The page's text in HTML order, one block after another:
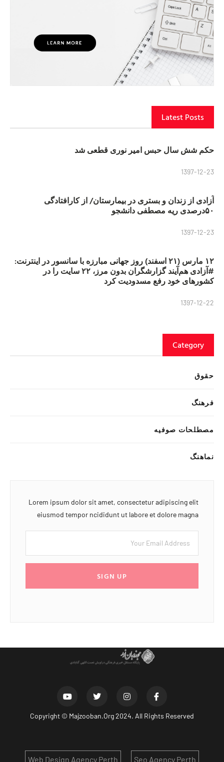
Latest Posts
حکم شش سال حبس امیر نوری قطعی شد
1397-12-23
آزادی از زندان و بستری در بیمارستان/ از کارافتادگی
۵۰درصدی ریه مصطفی دانشجو
1397-12-23
۱۲ مارس (۲۱ اسفند) روز جهانی مبارزه با سانسور در اینترنت:
#آزادی هم‌آیند گزارشگران‌ بدون مرز، ۲۲ سایت را در
کشورهای خود رفع مسدودیت کرد
1397-12-22
Category
حقوق
فرهنگ
مصطلحات صوفیه
نماهنگ
Lorem ipsum dolor sit amet, consectetur adipiscing elit
eiusmod tempor ncididunt ut labore et dolore magna
SIGN UP
Copyright © Majzooban.Org2024. All Rights Reserved
Seo Agency Perth
Web Design Agency Perth